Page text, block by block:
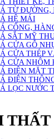
TỪ ĐƯỜNG,
HỆ MÁI
CỔNG,
SẮT MỸ
CỬA GỖ
CỬA THÉP
CỬA NHÔM
ĐIỆN MẶT
ĐIỆN
LỌC NƯỚC
THẤT